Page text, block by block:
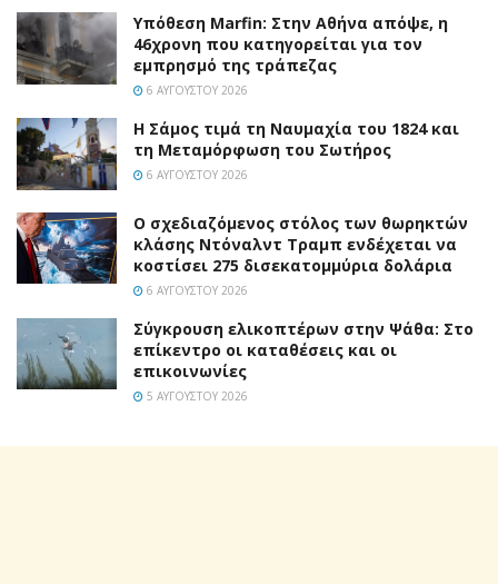
Υπόθεση Marfin: Στην Αθήνα απόψε, η
46χρονη που κατηγορείται για τον
εμπρησμό της τράπεζας
6 ΑΥΓΟΎΣΤΟΥ 2026
Η Σάμος τιμά τη Ναυμαχία του 1824 και
τη Μεταμόρφωση του Σωτήρος
6 ΑΥΓΟΎΣΤΟΥ 2026
Ο σχεδιαζόμενος στόλος των θωρηκτών
κλάσης Ντόναλντ Τραμπ ενδέχεται να
κοστίσει 275 δισεκατομμύρια δολάρια
6 ΑΥΓΟΎΣΤΟΥ 2026
Σύγκρουση ελικοπτέρων στην Ψάθα: Στο
επίκεντρο οι καταθέσεις και οι
επικοινωνίες
5 ΑΥΓΟΎΣΤΟΥ 2026